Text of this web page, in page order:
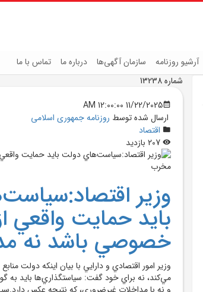
آرشیو روزنامه سازمان آگهی‌ها درباره ما تماس با ما
شماره 13238
11/22/2025 12:00:00 AM
ارسال شده توسط روزنامه جمهوری اسلامی
اقتصاد
وزير
بايد حمايت
خصوصي باشد نه
وزير امور اقتصادي و دارايي با بيان اينکه دولت
مي‌کند، نه براي خود گفت: سياستگذاري‌ها بايد به